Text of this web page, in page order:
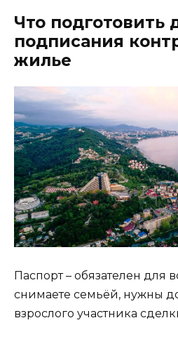
Что подготовить
подписания
жилье
Паспорт – обязателен для
снимаете семьёй, нужны
взрослого участника